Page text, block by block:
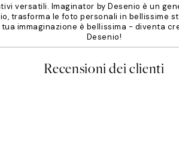
versatili. Imaginator by Desenio è un
trasforma le foto personali in bellissime
immaginazione è bellissima - diventa
Desenio!
Recensioni dei clienti